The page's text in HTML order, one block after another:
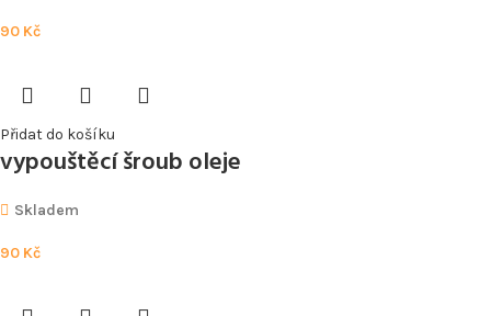
90 Kč
Přidat do košíku
vypouštěcí šroub oleje
Skladem
90 Kč